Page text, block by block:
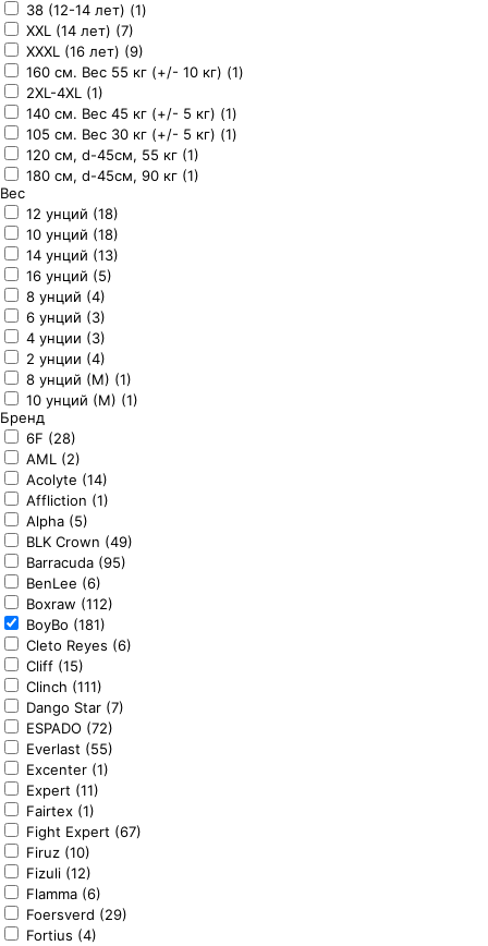
38 (12-14 лет) (1)
XXL (14 лет) (7)
XXXL (16 лет) (9)
160 см. Вес 55 кг (+/- 10 кг) (1)
2XL-4XL (1)
140 см. Вес 45 кг (+/- 5 кг) (1)
105 см. Вес 30 кг (+/- 5 кг) (1)
120 см, d-45см, 55 кг (1)
180 см, d-45см, 90 кг (1)
Вес
12 унций (18)
10 унций (18)
14 унций (13)
16 унций (5)
8 унций (4)
6 унций (3)
4 унции (3)
2 унции (4)
8 унций (М) (1)
10 унций (М) (1)
Бренд
6F (28)
AML (2)
Acolyte (14)
Affliction (1)
Alpha (5)
BLK Crown (49)
Barracuda (95)
BenLee (6)
Boxraw (112)
BoyBo (181)
Cleto Reyes (6)
Cliff (15)
Clinch (111)
Dango Star (7)
ESPADO (72)
Everlast (55)
Excenter (1)
Expert (11)
Fairtex (1)
Fight Expert (67)
Firuz (10)
Fizuli (12)
Flamma (6)
Foersverd (29)
Fortius (4)